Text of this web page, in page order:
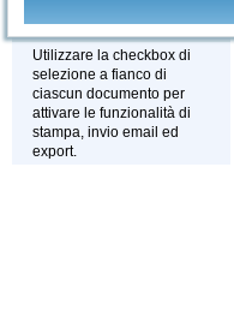
Stampa - Email - Export
Utilizzare la checkbox di
selezione a fianco di
ciascun documento per
attivare le funzionalità di
stampa, invio email ed
export.